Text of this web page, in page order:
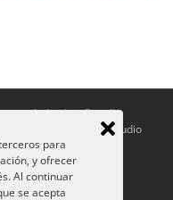
Japón y España:
Rara Avis Estudio
para
y ofrecer
Al continuar
se acepta